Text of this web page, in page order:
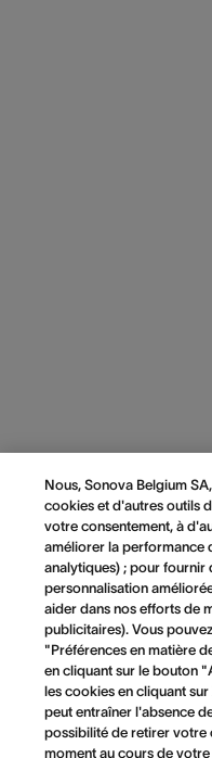
Nous, Sonova Belgium
cookies et d'autres outils
votre consentement, à
améliorer la performance
analytiques) ; pour fournir
personnalisation
aider dans nos efforts de
publicitaires). Vous
"Préférences en matière
en cliquant sur le bouton
les cookies en cliquant
peut entraîner l'absence
possibilité de retirer votre
moment au cours de